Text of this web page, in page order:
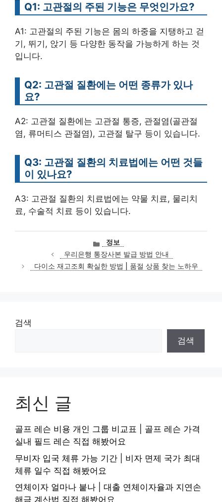
Q1: 고관절의 주된 기능은 무엇인가요?
A1: 고관절의 주된 기능은 몸의 하중을 지탱하고 걷
기, 뛰기, 앉기 등 다양한 동작을 가능하게 하는 것
입니다.
Q2: 고관절 질환에는 어떤 종류가 있나
요?
A2: 고관절 질환에는 고관절 통증, 관절염(골관절
염, 류머티스 관절염), 고관절 탈구 등이 있습니다.
Q3: 고관절 질환의 치료법에는 어떤 것들
이 있나요?
A3: 고관절 질환의 치료법에는 약물 치료, 물리치
료, 수술적 치료 등이 있습니다.
카
테
고
리
정보
우리은행 통장사본 발급 방법 안내
다이소 재고조회 확실한 방법 | 품절 상품 찾는 노하우
검색
검색
최신 글
골프 레슨 비용 개인 그룹 비교표 | 골프 레슨 가격
실내 필드 레슨 직접 해봤어요
무비자 입국 체류 가능 기간 | 비자 면제 국가 최대
체류 일수 직접 해봤어요
연체이자 얼마나 붙나 | 대출 연체이자율과 지연손
해금 계산법 직접 해봤어요